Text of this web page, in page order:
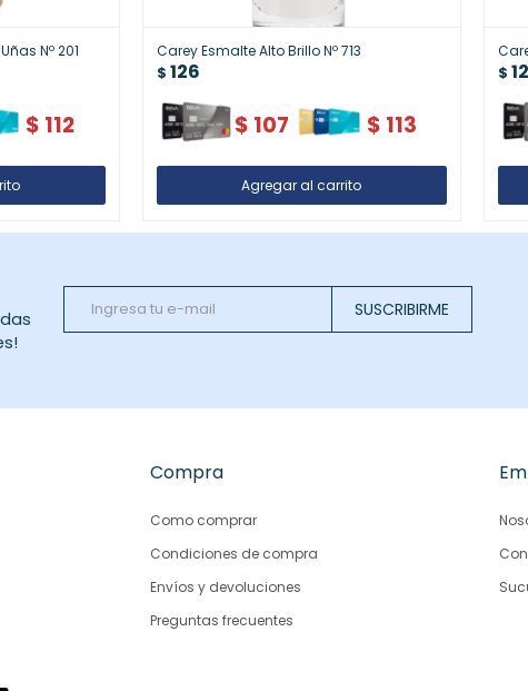
Nº 201
$ 112
Carey Esmalte Alto Brillo Nº 713
$ 126
$ 107 $ 113
$
SUSCRIBIRME
Compra
Como comprar
Condiciones de compra
Envíos y devoluciones
Preguntas frecuentes